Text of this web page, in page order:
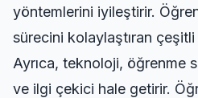
yöntemlerini iyileştirir.
sürecini kolaylaştıran
Ayrıca, teknoloji, öğrenme
ve ilgi çekici hale getirir.